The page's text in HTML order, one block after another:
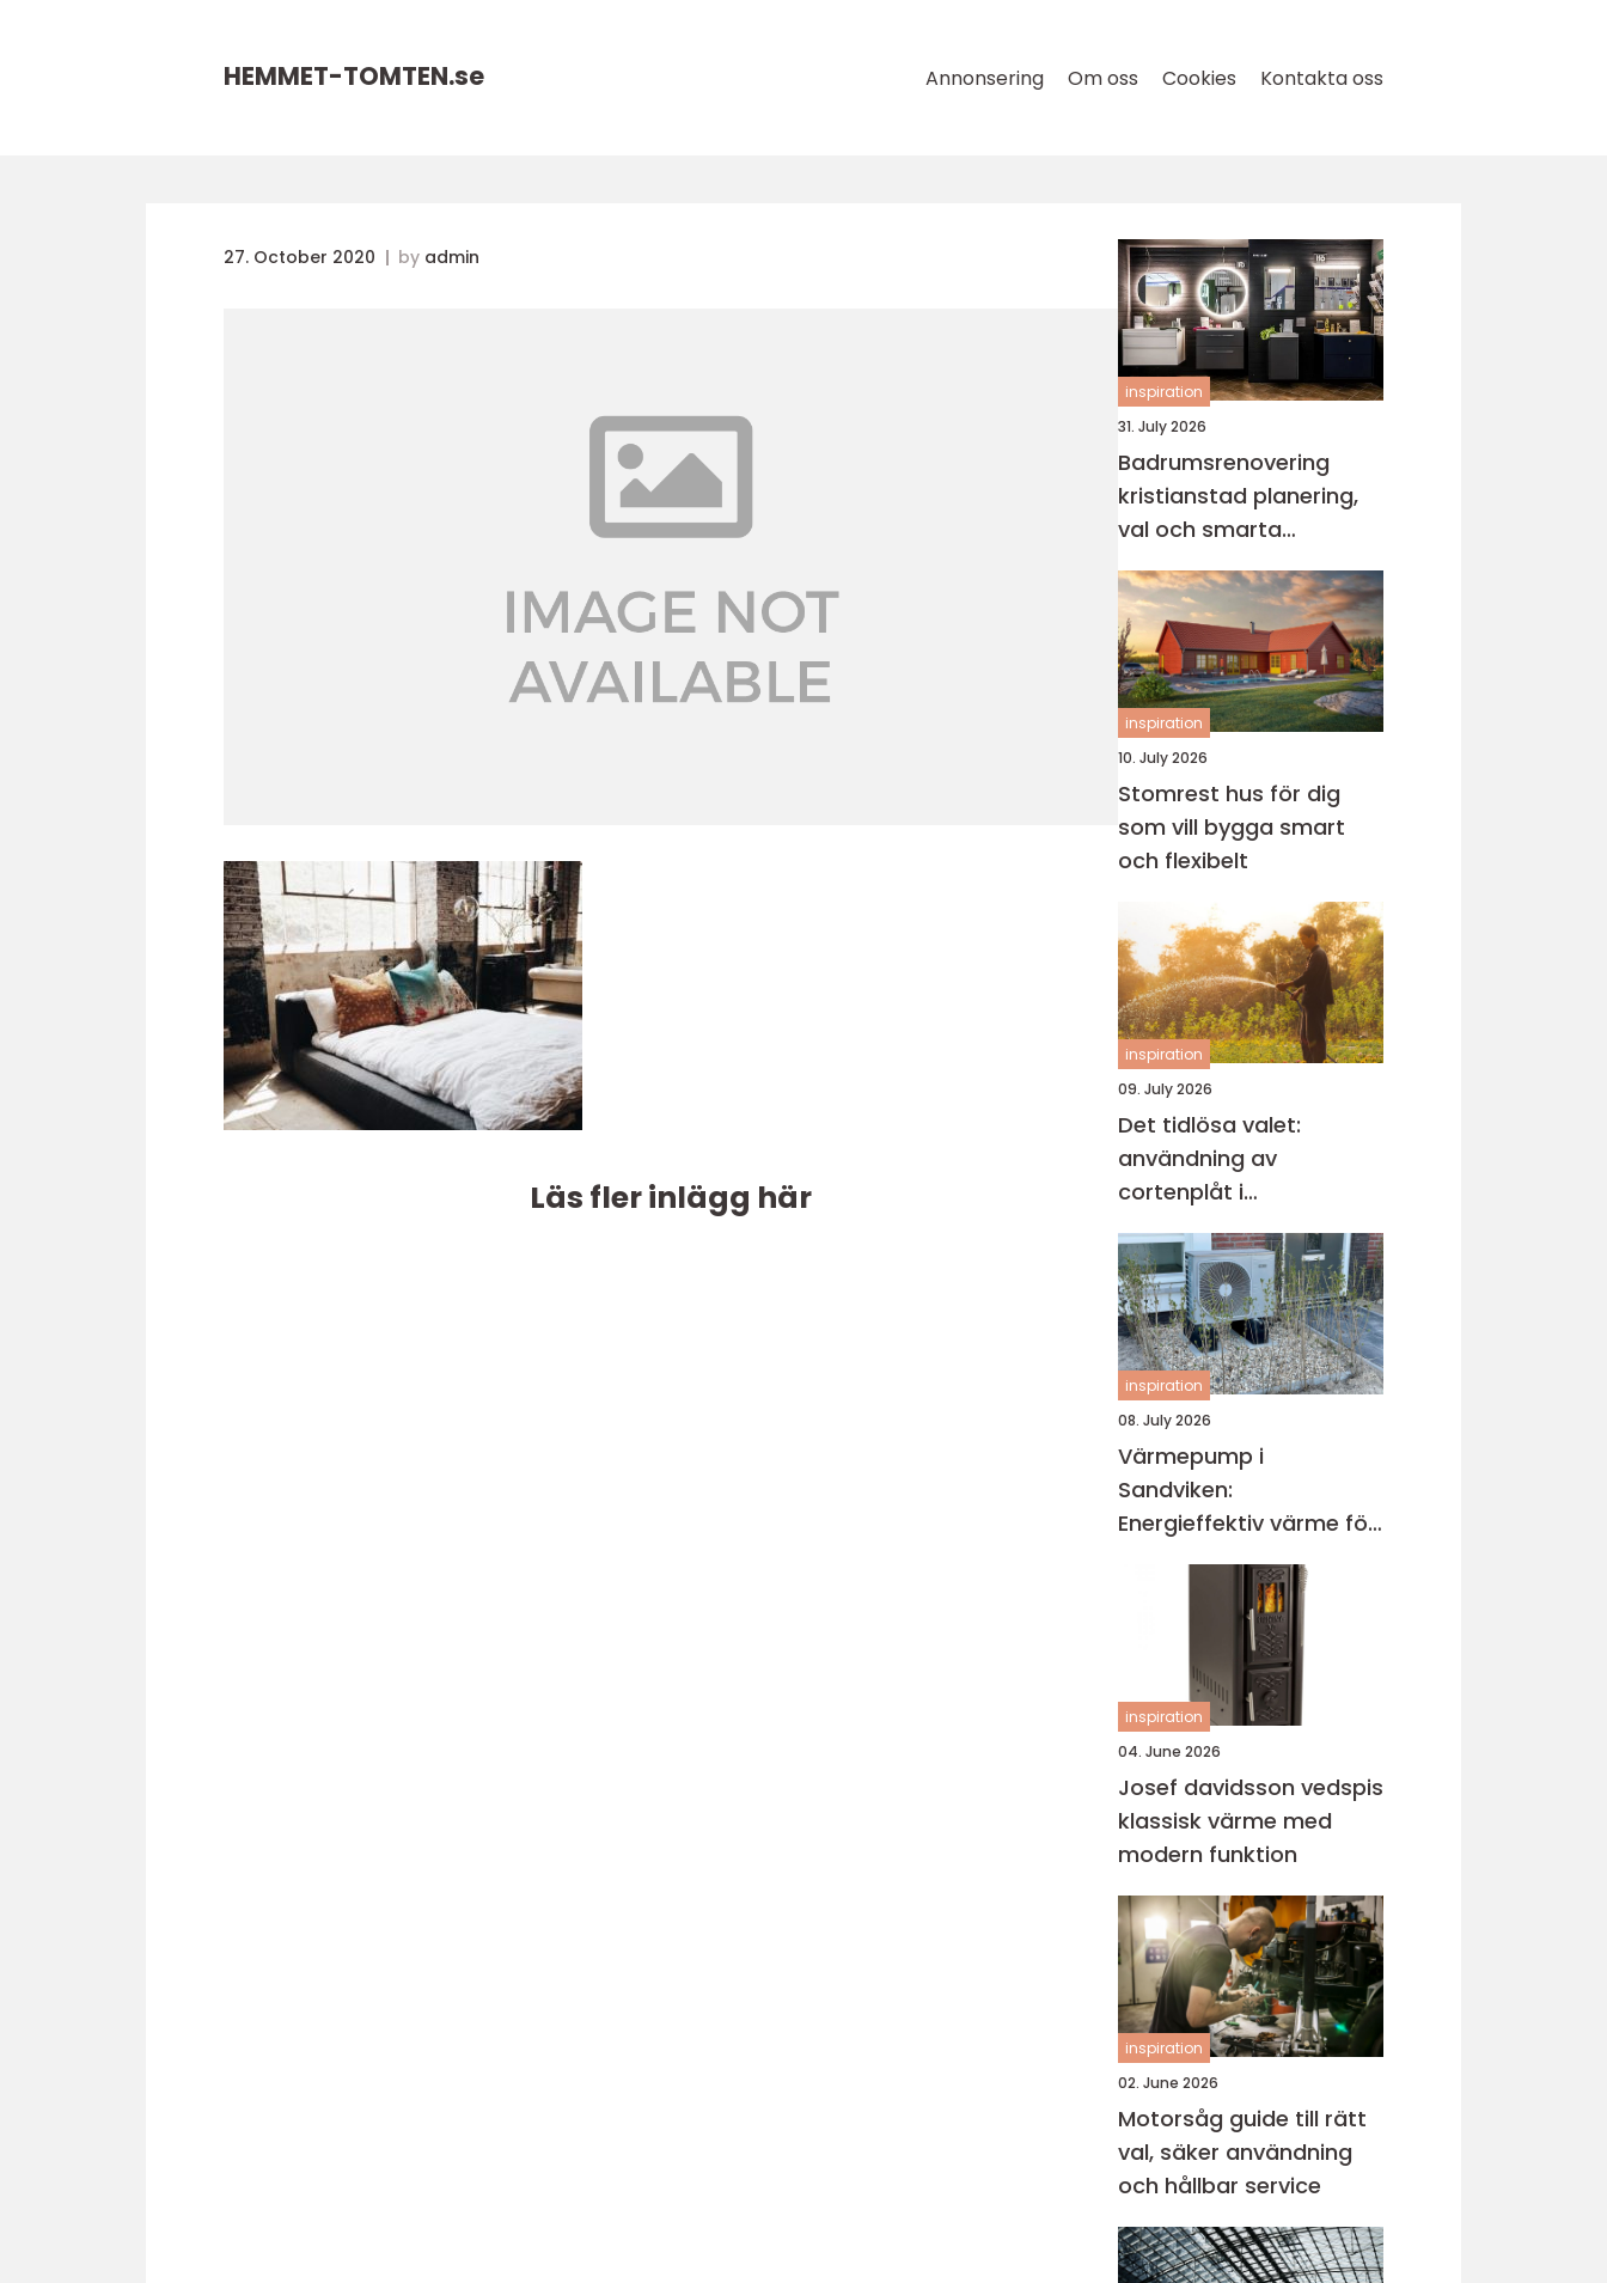
HEMMET-TOMTEN.se Annonsering Om oss Cookies Kontakta oss
27. October 2020 by admin
Läs fler inlägg här
inspiration
31. July 2026
Badrumsrenovering
kristianstad planering,
val och smarta
genvägar
inspiration
10. July 2026
Stomrest hus för dig
som vill bygga smart
och flexibelt
inspiration
09. July 2026
Det tidlösa valet:
användning av
cortenplåt i
trädgårdsdesign
inspiration
08. July 2026
Värmepump i
Sandviken:
Energieffektiv värme för
villa och fastighet
inspiration
04. June 2026
Josef davidsson vedspis
klassisk värme med
modern funktion
inspiration
02. June 2026
Motorsåg guide till rätt
val, säker användning
och hållbar service